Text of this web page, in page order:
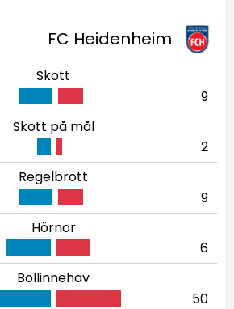
FC Heidenheim
Skott
9
Skott på mål
2
Regelbrott
9
Hörnor
6
Bollinnehav
50